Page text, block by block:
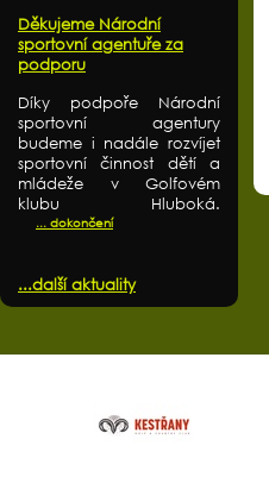
Děkujeme Národní
sportovní agentuře za
podporu
Díky podpoře Národní
sportovní agentury
budeme i nadále rozvíjet
sportovní činnost dětí a
mládeže v Golfovém
klubu Hluboká.
... dokončení
...další aktuality